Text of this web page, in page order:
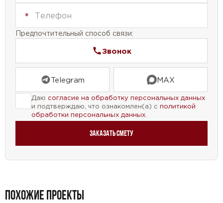
Предпочтительный способ связи:
Звонок
Telegram MAX
Даю согласие на обработку персональных данных
и подтверждаю, что ознакомлен(а) с политикой
обработки персональных данных.
Заказать смету
ПОХОЖИЕ ПРОЕКТЫ